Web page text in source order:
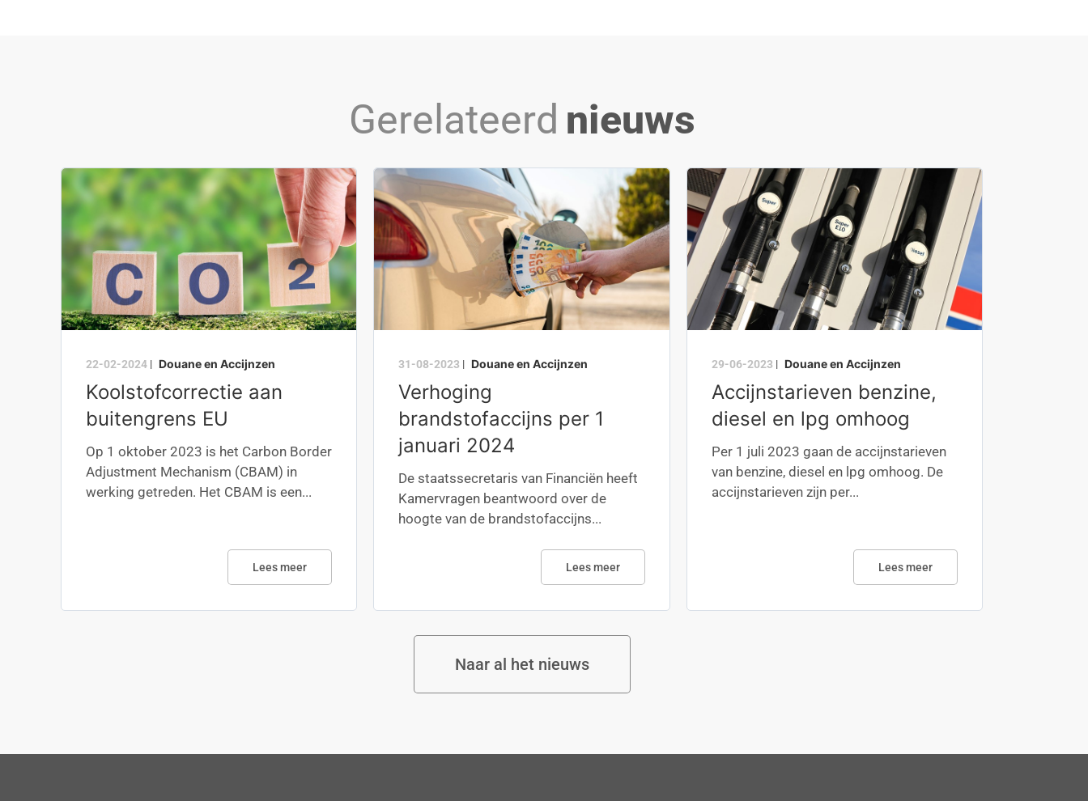
Gerelateerd nieuws
22-02-2024 | Douane en Accijnzen
Koolstofcorrectie aan
buitengrens EU
Op 1 oktober 2023 is het Carbon Border
Adjustment Mechanism (CBAM) in
werking getreden. Het CBAM is een...
Lees meer
31-08-2023 | Douane en Accijnzen
Verhoging
brandstofaccijns per 1
januari 2024
De staatssecretaris van Financiën heeft
Kamervragen beantwoord over de
hoogte van de brandstofaccijns...
Lees meer
29-06-2023 | Douane en Accijnzen
Accijnstarieven benzine,
diesel en lpg omhoog
Per 1 juli 2023 gaan de accijnstarieven
van benzine, diesel en lpg omhoog. De
accijnstarieven zijn per...
Lees meer
Naar al het nieuws